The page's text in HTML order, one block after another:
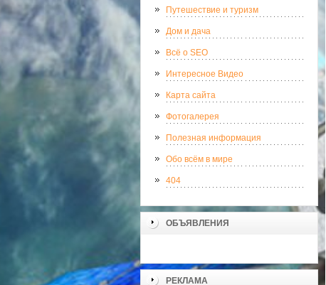
Путешествие и туризм
Дом и дача
Всё о SEO
Интересное Видео
Карта сайта
Фотогалерея
Полезная информация
Обо всём в мире
404
ОБЪЯВЛЕНИЯ
РЕКЛАМА